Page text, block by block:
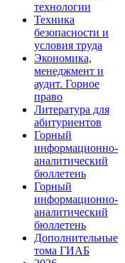
технологии
Техника
безопасности и
условия труда
Экономика,
менеджмент и
аудит. Горное
право
Литература для
абитуриентов
Горный
информационно-
аналитический
бюллетень
Горный
информационно-
аналитический
бюллетень
Дополнительные
тома ГИАБ